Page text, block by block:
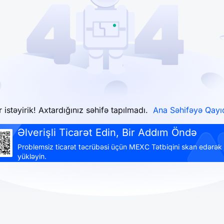
istəyirik! Axtardığınız səhifə tapılmadı. Ana Səhifəyə
Əlverişli Ticarət Edin, Bir Addım Öndə
Problemsiz ticarət təcrübəsi üçün MEXC Tətbiqini skan edərək
yükləyin.